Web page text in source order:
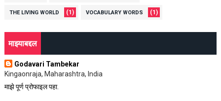
THE LIVING WORLD (1) VOCABULARY WORDS (1)
माझ्याबद्दल
Godavari Tambekar
Kingaonraja, Maharashtra, India
माझे पूर्ण प्रोफाइल पहा.